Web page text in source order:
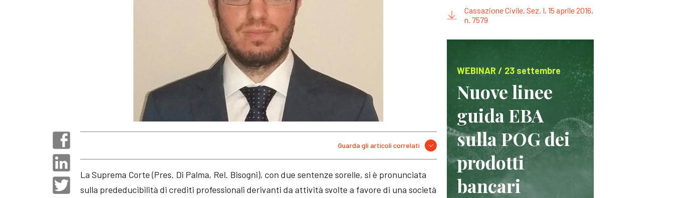
Guarda gli articoli correlati
La Suprema Corte (Pres. Di Palma, Rel. Bisogni), con due sentenze sorelle, si è pronunciata
sulla prededucibilità di crediti professionali derivanti da attività svolte a favore di una società
Cassazione Civile, Sez. I, 15 aprile 2016,
n. 7579
WEBINAR / 23 settembre
Nuove linee
guida EBA
sulla POG dei
prodotti
bancari